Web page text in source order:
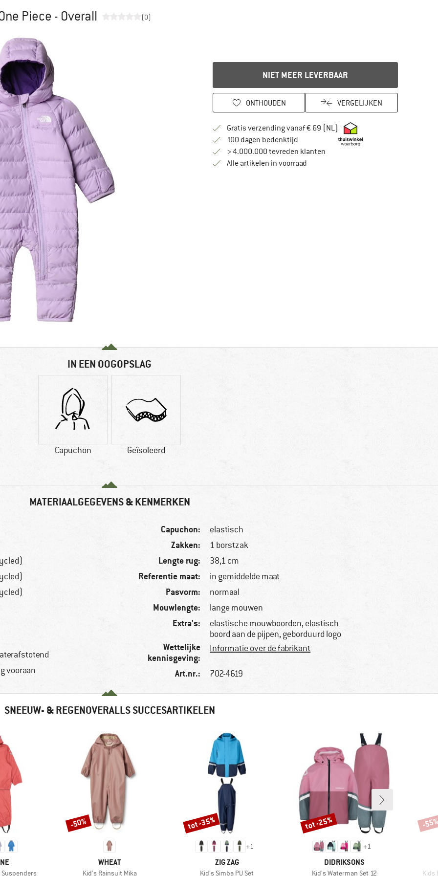
Piece - Overall (0)
NIET MEER LEVERBAAR
ONTHOUDEN VERGELIJKEN
Gratis verzending vanaf € 69 (NL) Vind hier de
100 dagen bedenktijdVind de betalingsinformatie hier! Opent in
> 4.000.000 tevreden klanten
Alle artikelen in voorraad
IN EEN OOGOPSLAG
Capuchon Geïsoleerd
MATERIAALGEGEVENS & KENMERKEN
vooraan
Capuchon: elastisch
Zakken: 1 borstzak
Lengte rug: 38,1 cm
Referentie maat: in gemiddelde maat
Pasvorm: normaal
Mouwlengte: lange mouwen
Extra's:
elastische mouwboorden, elastisch
boord aan de pijpen, geborduurd logo
Wettelijke
kennisgeving:
Informatie over de fabrikant
Art.nr.: 702-4619
SNEEUW- & REGENOVERALLS SUCCESARTIKELEN
MERK
WHEAT
Artikel
Kid's Rainsuit Mika
Korting
-50%
+1
MERK
ZIG ZAG
Artikel
Kid's Simba PU Set
Korting
tot -35%
+1
MERK
DIDRIKSONS
Artikel
Kid's Waterman Set 12
Korting
tot -25%
Kids
-